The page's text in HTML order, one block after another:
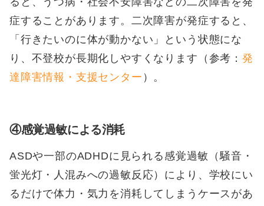
症することがあります。二次障害が発症すると、
「行きたいのに体が動かない」という状態にな
り、不登校が長期化しやすくなります（参考： 発
達障害情報・支援センター ）。
④感覚過敏による消耗
ASDや一部のADHDに見られる感覚過敏（騒音・
蛍光灯・人混みへの過敏反応）により、学校にい
るだけで体力・気力を消耗してしまうケースがあ